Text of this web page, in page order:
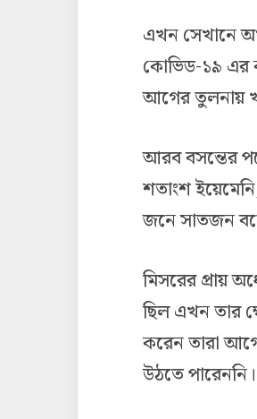
এখন সেখানে
কোভিড-১৯ এর
আগের তুলনায়
আরব বসন্তের
শতাংশ
জনে সাতজন
মিসরের প্রায়
ছিল এখন তার
করেন তারা
উঠতে পারেননি।